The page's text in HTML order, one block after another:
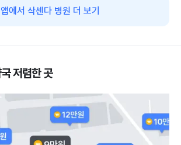
앱에서 삭센다 병원 더 보기
저렴한 곳